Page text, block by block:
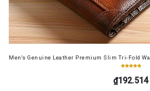
Men's Genuine Leather Premium Slim Tri-Fold
₫192.514